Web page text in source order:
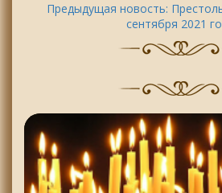
Предыдущая новость:
сентября 2021